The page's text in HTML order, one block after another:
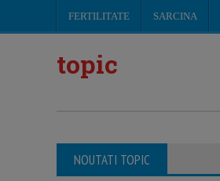
FERTILITATE SARCINA
topic
NOUTATI TOPIC